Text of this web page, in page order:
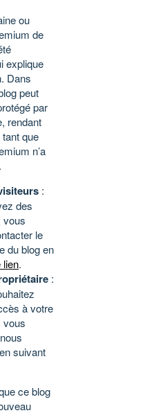
ou
de
explique
Dans
peut
par
rendant
que
n’a
:
des
vous
le
du blog en
lien.
:
à votre
vous
suivant
ce blog